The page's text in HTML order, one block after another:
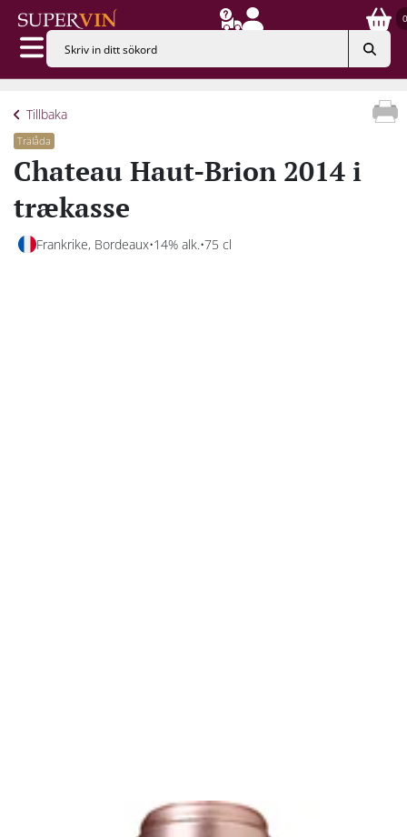
0
Tillbaka
Trälåda
Chateau Haut-Brion 2014 i
trækasse
Frankrike, Bordeaux 14% alk. 75 cl